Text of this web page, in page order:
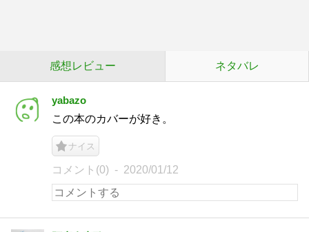
感想レビュー ネタバレ
yabazo
この本のカバーが好き。
ナイス
コメント(0) 2020/01/12